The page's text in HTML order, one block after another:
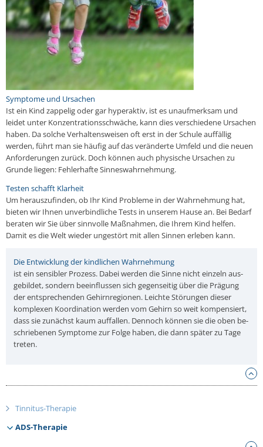
Sym­pto­me und Ur­sa­chen
Ist ein Kind zap­pe­lig oder gar hy­per­ak­tiv, ist es un­auf­merk­sam und
leidet unter Kon­zen­tra­ti­ons­schwä­che, kann dies ver­schie­de­ne Ur­sa­chen
haben. Da solche Ver­hal­tens­wei­sen oft erst in der Schule auf­fäl­lig
werden, führt man sie häufig auf das ver­än­der­te Umfeld und die neuen
An­for­de­run­gen zurück. Doch können auch phy­si­sche Ur­sa­chen zu
Grunde liegen: Feh­ler­haf­te Sin­nes­wahr­neh­mung.
Testen schafft Klar­heit
Um her­aus­zu­fin­den, ob Ihr Kind Pro­ble­me in der Wahr­neh­mung hat,
bieten wir Ihnen un­ver­bind­li­che Tests in unserem Hause an. Bei Bedarf
beraten wir Sie über sinn­vol­le Maß­nah­men, die Ihrem Kind helfen.
Damit es die Welt wieder un­ge­stört mit allen Sinnen erleben kann.
Die Ent­wick­lung der kind­li­chen Wahr­neh­mung
ist ein sen­si­bler Prozess. Dabei werden die Sinne nicht einzeln aus­
ge­bil­det, sondern be­ein­flus­sen sich ge­gen­sei­tig über die Prägung
der ent­spre­chen­den Ge­hirn­re­gio­nen. Leichte Stö­run­gen dieser
kom­ple­xen Ko­or­di­na­ti­on werden vom Gehirn so weit kom­pen­siert,
dass sie zu­nächst kaum auf­fal­len. Dennoch können sie die oben be­
schrie­be­nen Sym­pto­me zur Folge haben, die dann später zu Tage
treten.
Tinnitus-Therapie
ADS-Therapie